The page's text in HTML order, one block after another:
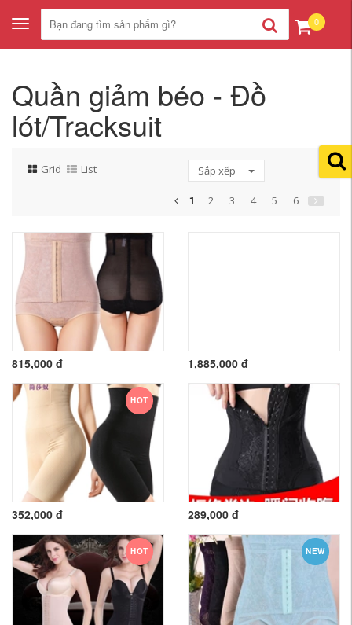
Toggle
navigation
0
Quần giảm béo - Đồ
lót/Tracksuit
Grid List Sắp xếp
1 2 3 4 5 6
815,000 đ 1,885,000 đ
HOT
352,000 đ 289,000 đ
HOT NEW